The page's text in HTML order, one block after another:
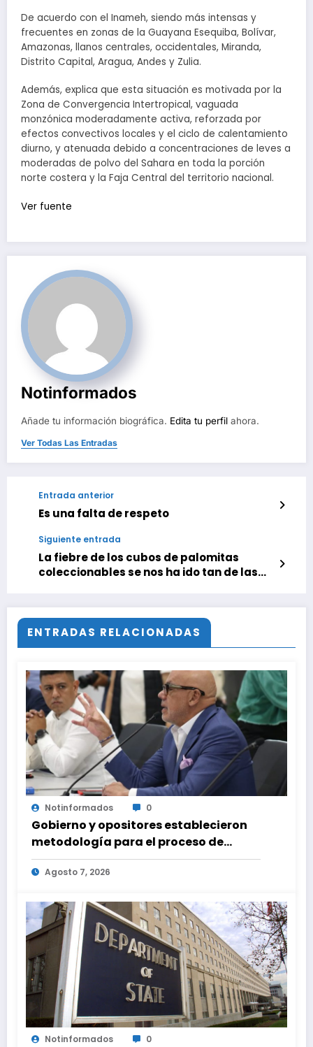
De acuerdo con el Inameh, siendo más intensas y
frecuentes en zonas de la Guayana Esequiba, Bolívar,
Amazonas, llanos centrales, occidentales, Miranda,
Distrito Capital, Aragua, Andes y Zulia.
Además, explica que esta situación es motivada por la
Zona de Convergencia Intertropical, vaguada
monzónica moderadamente activa, reforzada por
efectos convectivos locales y el ciclo de calentamiento
diurno, y atenuada debido a concentraciones de leves a
moderadas de polvo del Sahara en toda la porción
norte costera y la Faja Central del territorio nacional.
Ver fuente
Notinformados
Añade tu información biográfica. Edita tu perfil ahora.
Ver Todas Las Entradas
Entrada anterior
Es una falta de respeto
Siguiente entrada
La fiebre de los cubos de palomitas
coleccionables se nos ha ido tan de las
ENTRADAS RELACIONADAS
Notinformados 0
Gobierno y opositores establecieron
metodología para el proceso de
diálogo en Venezuela
Agosto 7, 2026
Notinformados 0